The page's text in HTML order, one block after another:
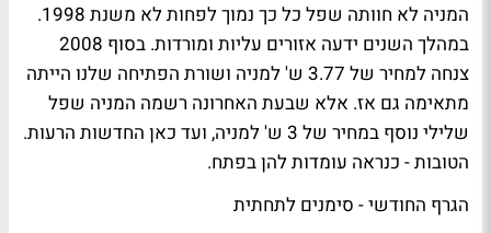
המניה לא חוותה שפל כל כך נמוך לפחות לא משנת 1998.
במהלך השנים ידעה אזורים עליות ומורדות. בסוף 2008
צנחה למחיר של 3.77 ש' למניה ושורת הפתיחה שלנו הייתה
מתאימה גם אז. אלא שבעת האחרונה רשמה המניה שפל
שלילי נוסף במחיר של 3 ש' למניה, ועד כאן החדשות הרעות.
הטובות - כנראה עומדות להן בפתח.
הגרף החודשי - סימנים לתחתית